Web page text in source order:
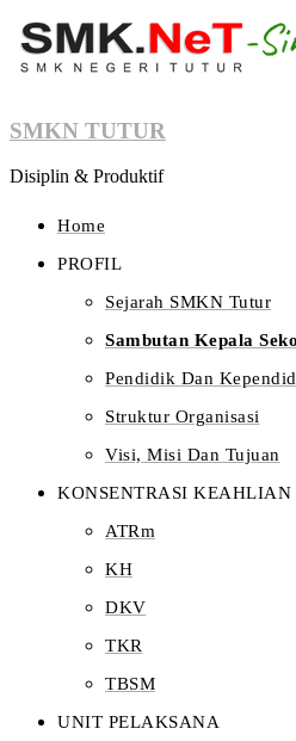
SMKN TUTUR
Disiplin & Produktif
Home
PROFIL
Sejarah SMKN Tutur
Sambutan Kepala
Pendidik Dan
Struktur Organisasi
Visi, Misi Dan Tujuan
KONSENTRASI KEAHLIAN
ATRm
KH
DKV
TKR
TBSM
UNIT PELAKSANA